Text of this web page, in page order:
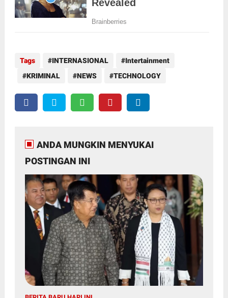
Tags INTERNASIONAL
Intertainment
KRIMINAL
NEWS TECHNOLOGY
ANDA MUNGKIN MENYUKAI
POSTINGAN INI